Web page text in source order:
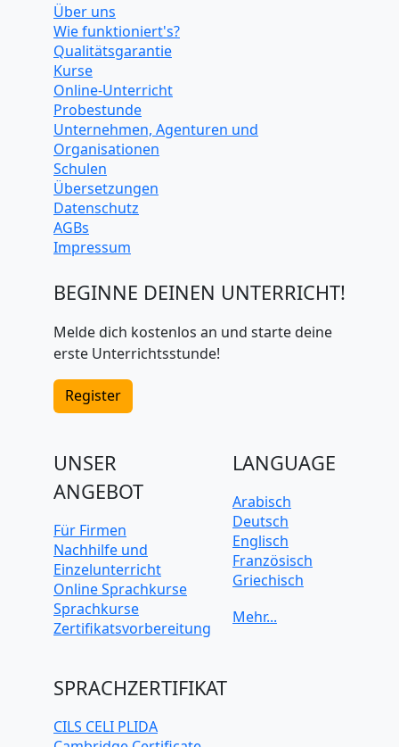
Über uns
Wie funktioniert's?
Qualitätsgarantie
Kurse
Online-Unterricht
Probestunde
Unternehmen, Agenturen und
Organisationen
Schulen
Übersetzungen
Datenschutz
AGBs
Impressum
BEGINNE DEINEN UNTERRICHT!
Melde dich kostenlos an und starte deine
erste Unterrichtsstunde!
Register
UNSER
ANGEBOT
Für Firmen
Nachhilfe und
Einzelunterricht
Online Sprachkurse
Sprachkurse
Zertifikatsvorbereitung
LANGUAGE
Arabisch
Deutsch
Englisch
Französisch
Griechisch
Japanisch
SPRACHZERTIFIKAT
CILS CELI PLIDA